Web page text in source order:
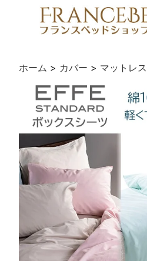
ホーム > カバー > マットレ